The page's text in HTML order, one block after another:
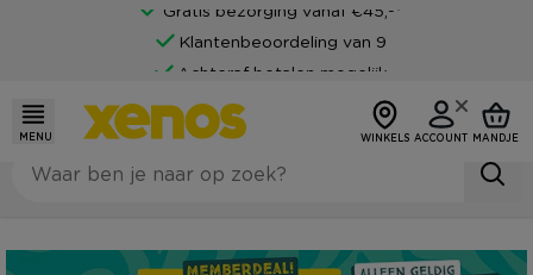
Gratis bezorging vanaf €45,-*
Klantenbeoordeling van 9
Achteraf betalen mogelijk
MENU WINKELS ACCOUNT MANDJE